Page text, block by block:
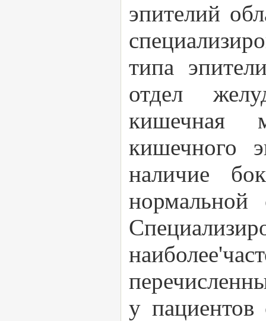
эпителий
типа
отдел
кишечная
кишечного
наличие
нормальной
у